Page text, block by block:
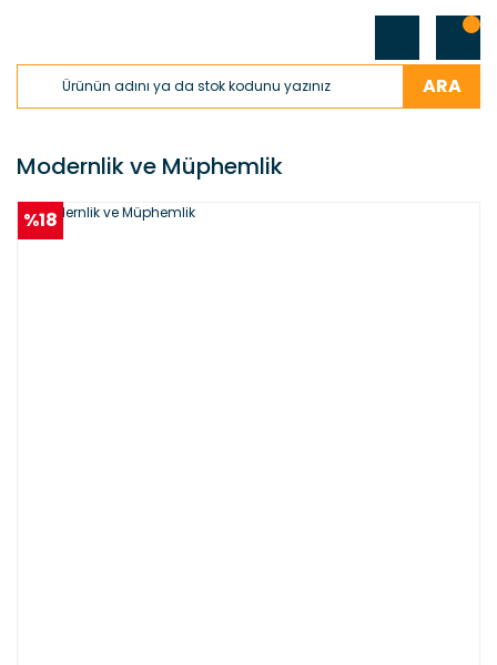
ARA
Modernlik ve Müphemlik
%18